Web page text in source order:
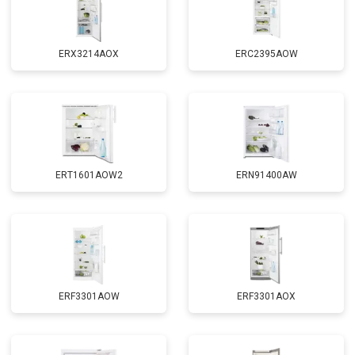
ERX3214AOX ERC2395AOW
ERT1601AOW2 ERN91400AW
ERF3301AOW ERF3301AOX